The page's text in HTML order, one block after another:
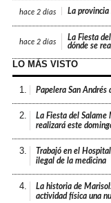
hace 2 días La provincia
hace 2 días
La Fiesta
dónde se
LO MÁS VISTO
1. Papelera San Andrés
2.
La Fiesta del Salame
realizará este
3.
Trabajó en el
ilegal de la medicina
4.
La historia de
actividad física una